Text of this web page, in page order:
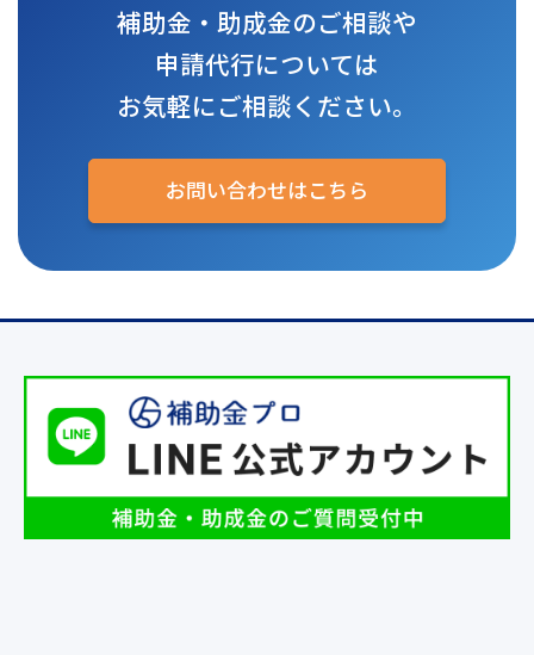
補助金・助成金のご相談や
申請代行については
お気軽にご相談ください。
お問い合わせはこちら